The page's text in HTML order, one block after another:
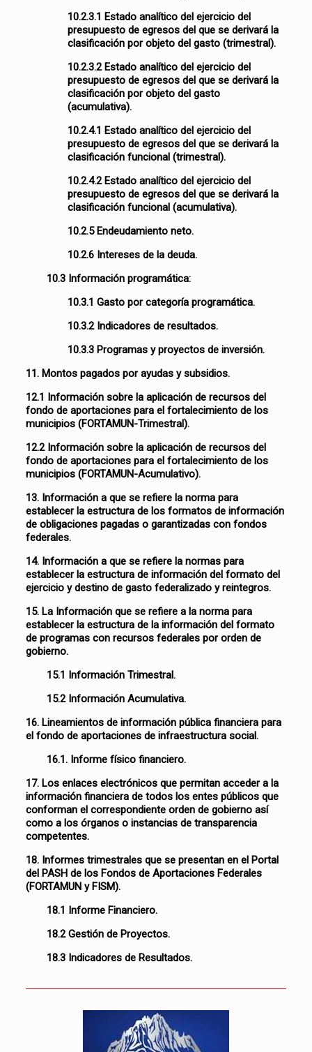
10.2.3.1 Estado analítico del ejercicio del
presupuesto de egresos del que se derivará la
clasificación por objeto del gasto (trimestral).
10.2.3.2 Estado analítico del ejercicio del
presupuesto de egresos del que se derivará la
clasificación por objeto del gasto
(acumulativa).
10.2.4.1 Estado analítico del ejercicio del
presupuesto de egresos del que se derivará la
clasificación funcional (trimestral).
10.2.4.2 Estado analítico del ejercicio del
presupuesto de egresos del que se derivará la
clasificación funcional (acumulativa).
10.2.5 Endeudamiento neto.
10.2.6 Intereses de la deuda.
10.3 Información programática:
10.3.1 Gasto por categoría programática.
10.3.2 Indicadores de resultados.
10.3.3 Programas y proyectos de inversión.
11. Montos pagados por ayudas y subsidios.
12.1 Información sobre la aplicación de recursos del
fondo de aportaciones para el fortalecimiento de los
municipios (FORTAMUN-Trimestral).
12.2 Información sobre la aplicación de recursos del
fondo de aportaciones para el fortalecimiento de los
municipios (FORTAMUN-Acumulativo).
13. Información a que se refiere la norma para
establecer la estructura de los formatos de información
de obligaciones pagadas o garantizadas con fondos
federales.
14. Información a que se refiere la normas para
establecer la estructura de información del formato del
ejercicio y destino de gasto federalizado y reintegros.
15. La Información que se refiere a la norma para
establecer la estructura de la información del formato
de programas con recursos federales por orden de
gobierno.
15.1 Información Trimestral.
15.2 Información Acumulativa.
16. Lineamientos de información pública financiera para
el fondo de aportaciones de infraestructura social.
16.1. Informe físico financiero.
17. Los enlaces electrónicos que permitan acceder a la
información financiera de todos los entes públicos que
conforman el correspondiente orden de gobierno así
como a los órganos o instancias de transparencia
competentes.
18. Informes trimestrales que se presentan en el Portal
del PASH de los Fondos de Aportaciones Federales
(FORTAMUN y FISM).
18.1 Informe Financiero.
18.2 Gestión de Proyectos.
18.3 Indicadores de Resultados.